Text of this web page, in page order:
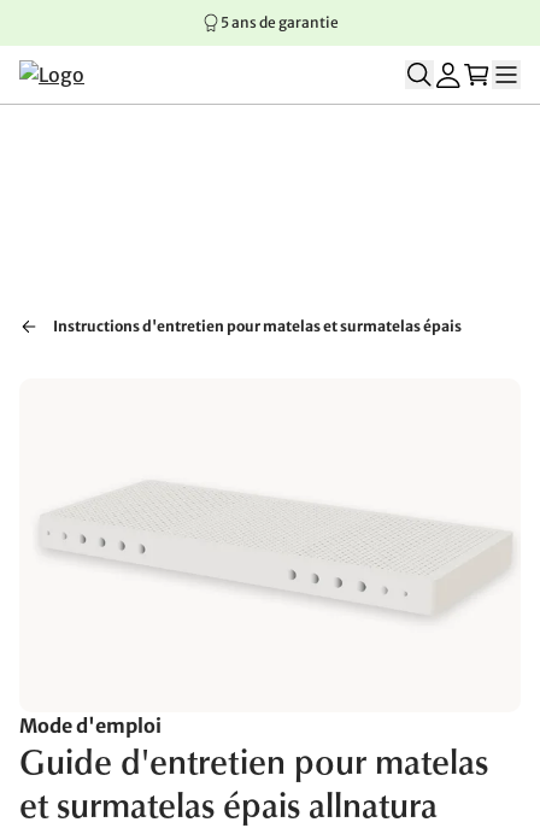
Aller au contenu principal
Aller à la navigation principale
Aller au pied de page
5 ans de garantie
Instructions d'entretien pour matelas et surmatelas épais
Mode d'emploi
Guide d'entretien pour matelas
et surmatelas épais allnatura